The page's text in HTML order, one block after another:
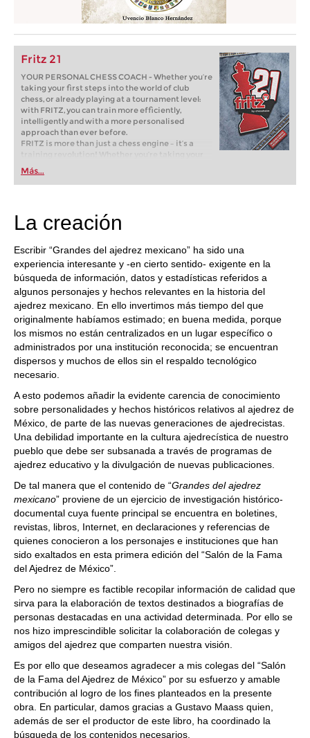
Fritz 21
YOUR PERSONAL CHESS COACH - Whether you’re
taking your first steps into the world of club
chess, or already playing at a tournament level:
with FRITZ, you can train more efficiently,
intelligently and with a more personalised
approach than ever before.
FRITZ is more than just a chess engine – it’s a
training revolution! Whether you’re taking your
first steps into the world of club chess, or already
playing at a tournament level: with FRITZ, you can
train more efficiently, intelligently and with a
Más...
La creación
Escribir “Grandes del ajedrez mexicano” ha sido una
experiencia interesante y -en cierto sentido- exigente en la
búsqueda de información, datos y estadísticas referidos a
algunos personajes y hechos relevantes en la historia del
ajedrez mexicano. En ello invertimos más tiempo del que
originalmente habíamos estimado; en buena medida, porque
los mismos no están centralizados en un lugar específico o
administrados por una institución reconocida; se encuentran
dispersos y muchos de ellos sin el respaldo tecnológico
necesario.
A esto podemos añadir la evidente carencia de conocimiento
sobre personalidades y hechos históricos relativos al ajedrez de
México, de parte de las nuevas generaciones de ajedrecistas.
Una debilidad importante en la cultura ajedrecística de nuestro
pueblo que debe ser subsanada a través de programas de
ajedrez educativo y la divulgación de nuevas publicaciones.
De tal manera que el contenido de “Grandes del ajedrez
mexicano” proviene de un ejercicio de investigación histórico-
documental cuya fuente principal se encuentra en boletines,
revistas, libros, Internet, en declaraciones y referencias de
quienes conocieron a los personajes e instituciones que han
sido exaltados en esta primera edición del “Salón de la Fama
del Ajedrez de México”.
Pero no siempre es factible recopilar información de calidad que
sirva para la elaboración de textos destinados a biografías de
personas destacadas en una actividad determinada. Por ello se
nos hizo imprescindible solicitar la colaboración de colegas y
amigos del ajedrez que comparten nuestra visión.
Es por ello que deseamos agradecer a mis colegas del “Salón
de la Fama del Ajedrez de México” por su esfuerzo y amable
contribución al logro de los fines planteados en la presente
obra. En particular, damos gracias a Gustavo Maass quien,
además de ser el productor de este libro, ha coordinado la
búsqueda de los contenidos necesarios.